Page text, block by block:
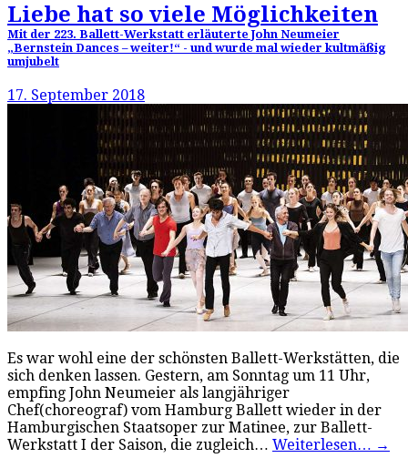
Liebe hat so viele Möglichkeiten
Mit der 223. Ballett-Werkstatt erläuterte John Neumeier
„Bernstein Dances – weiter!“ - und wurde mal wieder kultmäßig
umjubelt
17. September 2018
Es war wohl eine der schönsten Ballett-Werkstätten, die
sich denken lassen. Gestern, am Sonntag um 11 Uhr,
empfing John Neumeier als langjähriger
Chef(choreograf) vom Hamburg Ballett wieder in der
Hamburgischen Staatsoper zur Matinee, zur Ballett-
Werkstatt I der Saison, die zugleich… Weiterlesen… →